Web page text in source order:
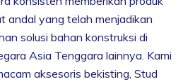
andal yang telah menjadikan
solusi bahan konstruksi di
Asia Tenggara lainnya. Kami
aksesoris bekisting, Stud